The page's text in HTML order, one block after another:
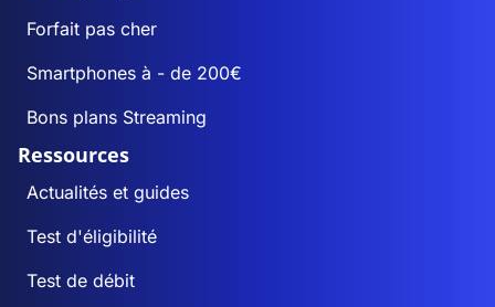
Forfait pas cher
Smartphones à - de 200€
Bons plans Streaming
Ressources
Actualités et guides
Test d'éligibilité
Test de débit